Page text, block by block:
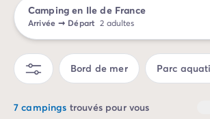
Camping Sète
Camping Valras-Plage
Camping Vendres-Plage
Camping Vias-Plage
Camping Pyrénées-Orientales
Camping Canet-en-Roussillon
Camping en Ile de France
Arrivée ➞ Départ 2 adultes
Bord de mer Parc
7 campings trouvés pour vous